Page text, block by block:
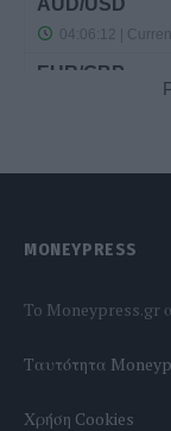
MONEYPRESS
To Moneypress.gr
Tαυτότητα
Χρήση Cookies